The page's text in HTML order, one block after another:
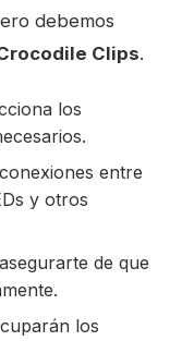
debemos
Clips.
los
entre
y otros
de que
los